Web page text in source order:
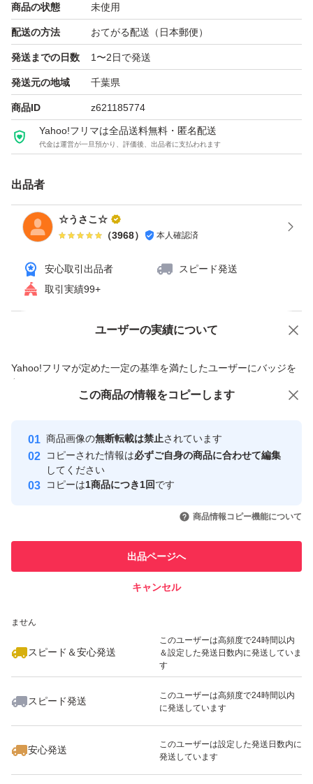
商品の状態 未使用
配送の方法 おてがる配送（日本郵便）
発送までの日数 1〜2日で発送
発送元の地域 千葉県
商品ID z621185774
Yahoo!フリマは全品送料無料・匿名配送
代金は運営が一旦預かり、評価後、出品者に支払われます
出品者
☆うさこ☆
（3968） 本人確認済
安心取引出品者
スピード発送
取引実績99+
ユーザーの実績について
Yahoo!フリマが定めた一定の基準を満たしたユーザーにバッジを
付与しています
安心取引出品者
心・安全なユーザーです
取引実績
引を完了させた実績があります
での取引実績があります
ません
スピード＆安心発送
このユーザーは高頻度で24時間以内
＆設定した発送日数内に発送していま
す
スピード発送
このユーザーは高頻度で24時間以内
に発送しています
安心発送
このユーザーは設定した発送日数内に
発送しています
価格の相談 商品への質問
この商品の情報をコピーします
商品画像の無断転載は禁止されています
コピーされた情報は必ずご自身の商品に合わせて編集
してください
コピーは1商品につき1回です
商品情報コピー機能について
出品ページへ
キャンセル
この商品をみている人にオススメ
いいね！
3,300